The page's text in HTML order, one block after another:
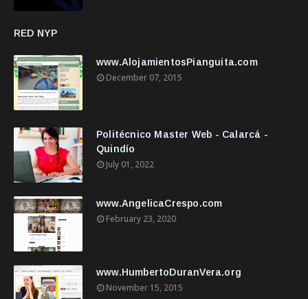
RED NYP
www.AlojamientosPianguita.com
December 07, 2015
Politécnico Master Web - Calarcá -
Quindío
July 01, 2022
www.AngelicaCrespo.com
February 23, 2020
www.HumbertoDuranVera.org
November 15, 2015